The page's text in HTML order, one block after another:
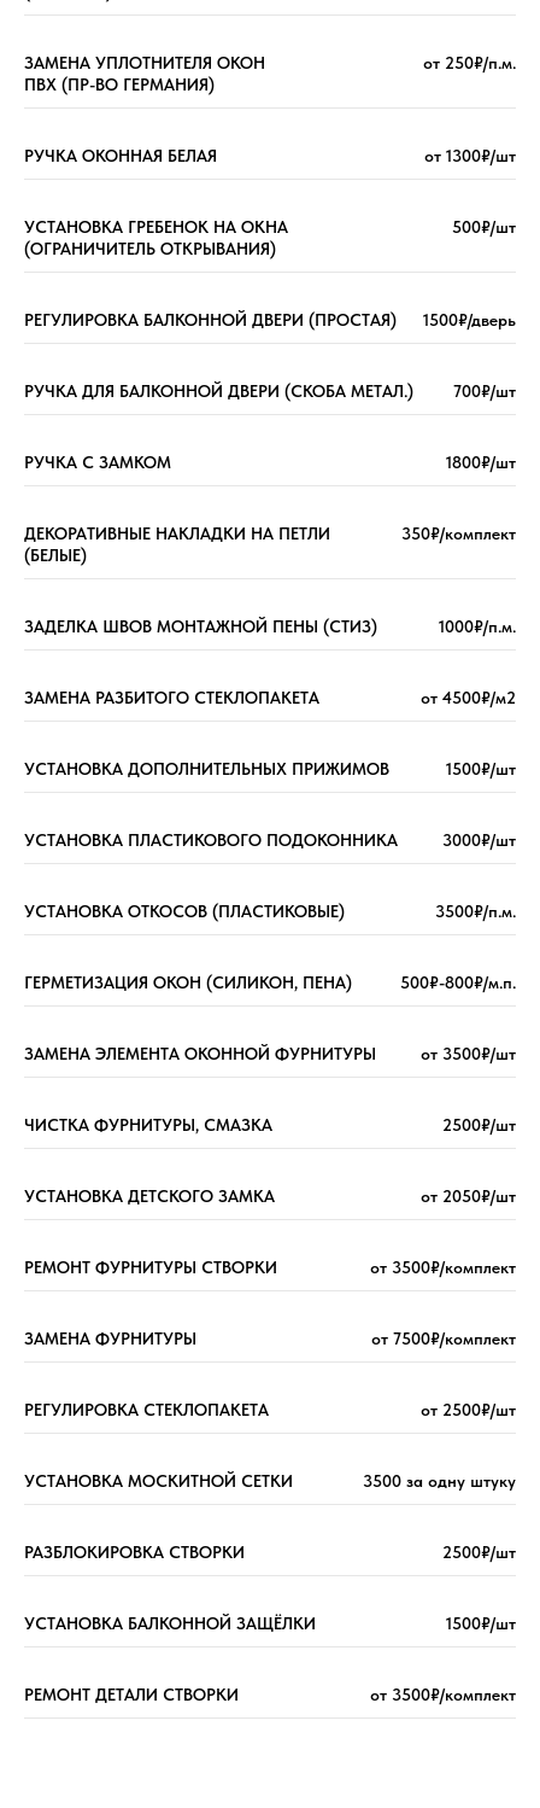
ЗАМЕНА УПЛОТНИТЕЛЯ ОКОН
ПВХ (ПР-ВО ГЕРМАНИЯ)
от 250₽/п.м.
РУЧКА ОКОННАЯ БЕЛАЯ от 1300₽/шт
УСТАНОВКА ГРЕБЕНОК НА ОКНА
(ОГРАНИЧИТЕЛЬ ОТКРЫВАНИЯ)
500₽/шт
РЕГУЛИРОВКА БАЛКОННОЙ ДВЕРИ (ПРОСТАЯ) 1500₽/дверь
РУЧКА ДЛЯ БАЛКОННОЙ ДВЕРИ (СКОБА МЕТАЛ.) 700₽/шт
РУЧКА С ЗАМКОМ 1800₽/шт
ДЕКОРАТИВНЫЕ НАКЛАДКИ НА ПЕТЛИ
(БЕЛЫЕ)
350₽/комплект
ЗАДЕЛКА ШВОВ МОНТАЖНОЙ ПЕНЫ (СТИЗ) 1000₽/п.м.
ЗАМЕНА РАЗБИТОГО СТЕКЛОПАКЕТА от 4500₽/м2
УСТАНОВКА ДОПОЛНИТЕЛЬНЫХ ПРИЖИМОВ 1500₽/шт
УСТАНОВКА ПЛАСТИКОВОГО ПОДОКОННИКА 3000₽/шт
УСТАНОВКА ОТКОСОВ (ПЛАСТИКОВЫЕ) 3500₽/п.м.
ГЕРМЕТИЗАЦИЯ ОКОН (СИЛИКОН, ПЕНА) 500₽-800₽/м.п.
ЗАМЕНА ЭЛЕМЕНТА ОКОННОЙ ФУРНИТУРЫ от 3500₽/шт
ЧИСТКА ФУРНИТУРЫ, СМАЗКА 2500₽/шт
УСТАНОВКА ДЕТСКОГО ЗАМКА от 2050₽/шт
РЕМОНТ ФУРНИТУРЫ СТВОРКИ от 3500₽/комплект
ЗАМЕНА ФУРНИТУРЫ от 7500₽/комплект
РЕГУЛИРОВКА СТЕКЛОПАКЕТА от 2500₽/шт
УСТАНОВКА МОСКИТНОЙ СЕТКИ 3500 за одну штуку
РАЗБЛОКИРОВКА СТВОРКИ 2500₽/шт
УСТАНОВКА БАЛКОННОЙ ЗАЩЁЛКИ 1500₽/шт
РЕМОНТ ДЕТАЛИ СТВОРКИ от 3500₽/комплект